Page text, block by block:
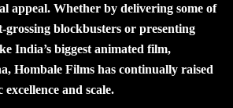
appeal. Whether by delivering some of
grossing blockbusters or presenting
India’s biggest animated film,
Hombale Films has continually raised
and scale.